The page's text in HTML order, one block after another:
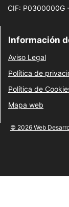
CIF: P0300000G
Información
Aviso Legal
Política de
Política de
Mapa web
© 2026 Web